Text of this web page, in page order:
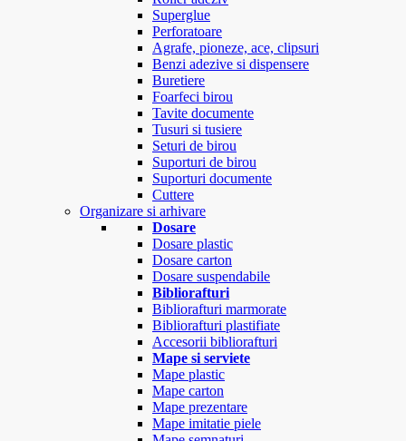
Superglue
Perforatoare
Agrafe, pioneze, ace, clipsuri
Benzi adezive si dispensere
Buretiere
Foarfeci birou
Tavite documente
Tusuri si tusiere
Seturi de birou
Suporturi de birou
Suporturi documente
Cuttere
Organizare si arhivare
Dosare
Dosare plastic
Dosare carton
Dosare suspendabile
Bibliorafturi
Bibliorafturi marmorate
Bibliorafturi plastifiate
Accesorii bibliorafturi
Mape si serviete
Mape plastic
Mape carton
Mape prezentare
Mape imitatie piele